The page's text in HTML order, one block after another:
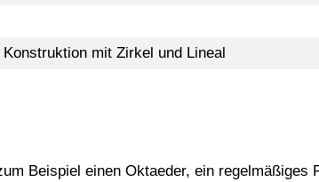
mit Zirkel und Lineal
Beispiel einen Oktaeder, ein regelmäßiges